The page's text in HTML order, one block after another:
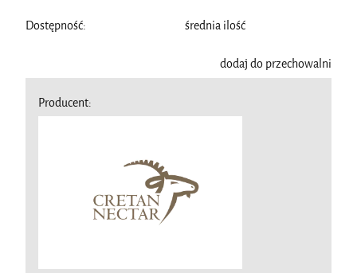
Dostępność: średnia ilość
dodaj do przechowalni
Producent: